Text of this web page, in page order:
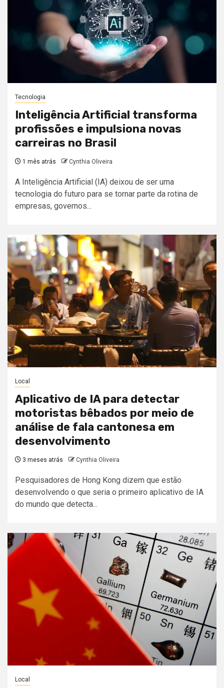
Tecnologia
Inteligência Artificial transforma
profissões e impulsiona novas
carreiras no Brasil
1 mês atrás Cynthia Oliveira
A Inteligência Artificial (IA) deixou de ser uma
tecnologia do futuro para se tornar parte da rotina de
empresas, governos...
Local
Aplicativo de IA para detectar
motoristas bêbados por meio de
análise de fala cantonesa em
desenvolvimento
3 meses atrás Cynthia Oliveira
Pesquisadores de Hong Kong dizem que estão
desenvolvendo o que seria o primeiro aplicativo de IA
do mundo que detecta...
Local